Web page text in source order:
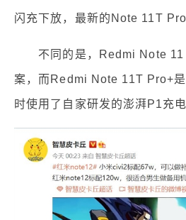
闪充下放，最新的Note 11T
不同的是，Redmi Note 11
案，而Redmi Note 11T Pro+
时使用了自家研发的澎湃P1充电